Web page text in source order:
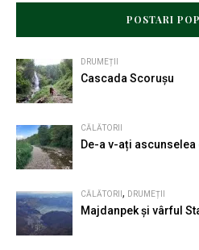
POSTARI
DRUMEȚII
Cascada Scorușu
CĂLĂTORII
De-a v-ați ascunselea
CĂLĂTORII , DRUMEȚII
Majdanpek și vârful